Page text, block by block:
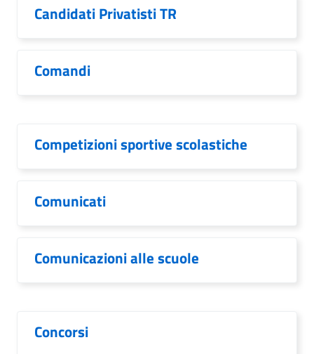
Candidati Privatisti TR
Comandi
Competizioni sportive scolastiche
Comunicati
Comunicazioni alle scuole
Concorsi